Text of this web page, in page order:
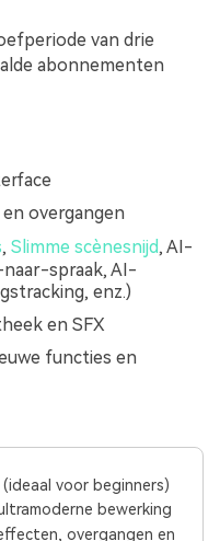
van drie
abonnementen
overgangen
, Slimme scènesnijd, AI-
spraak, AI-
enz.)
en SFX
functies en
voor beginners)
bewerking
overgangen en